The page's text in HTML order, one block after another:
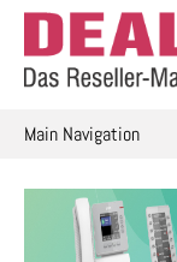
Skip
content
Main Navigation